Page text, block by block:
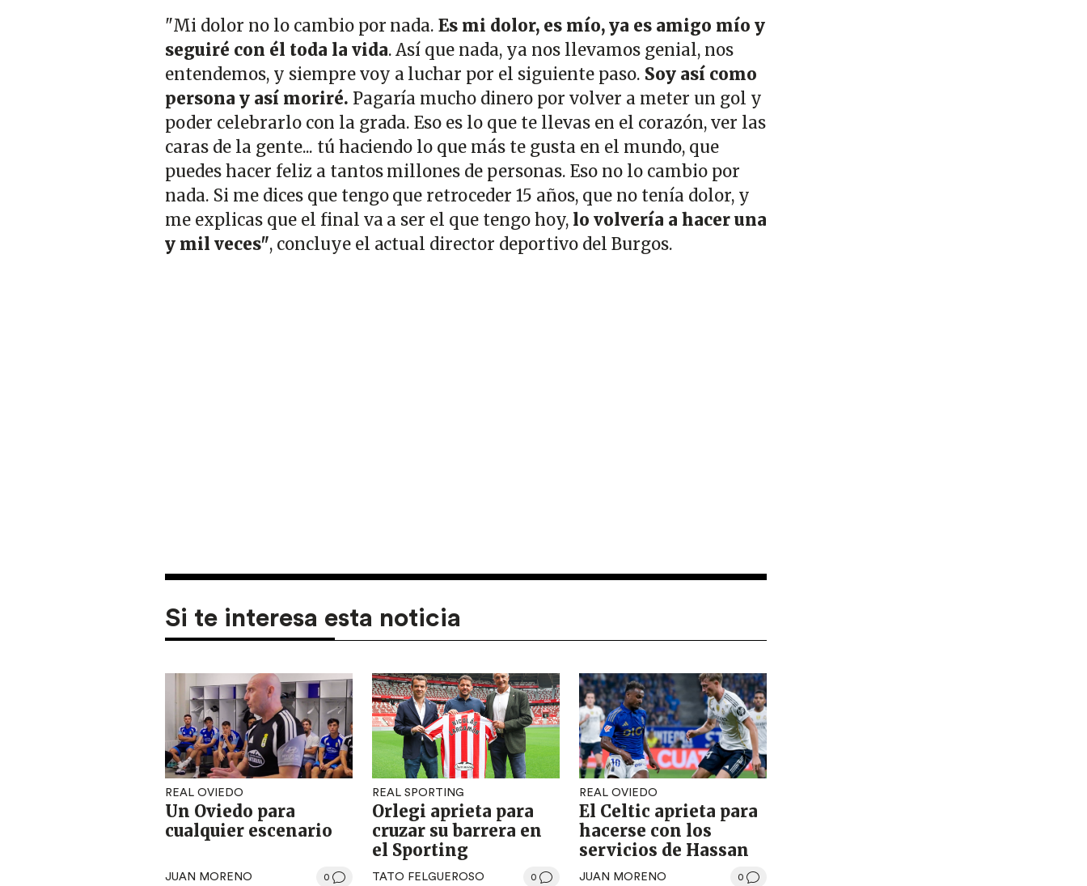
"Mi dolor no lo cambio por nada.Es mi dolor, es mío, ya es amigo mío y
seguiré con él toda la vida. Así que nada, ya nos llevamos genial, nos
entendemos, y siempre voy a luchar por el siguiente paso. Soy así como
persona y así moriré. Pagaría mucho dinero por volver a meter un gol y
poder celebrarlo con la grada. Eso es lo que te llevas en el corazón, ver las
caras de la gente... tú haciendo lo que más te gusta en el mundo, que
puedes hacer feliz a tantos millones de personas. Eso no lo cambio por
nada. Si me dices que tengo que retroceder 15 años, que no tenía dolor, y
me explicas que el final va a ser el que tengo hoy, lo volvería a hacer una
y mil veces", concluye el actual director deportivo del Burgos.
Si te interesa esta noticia
REAL OVIEDO
Un Oviedo para
cualquier escenario
JUAN MORENO 0
REAL SPORTING
Orlegi aprieta para
cruzar su barrera en
el Sporting
TATO FELGUEROSO 0
REAL OVIEDO
El Celtic aprieta para
hacerse con los
servicios de Hassan
JUAN MORENO 0